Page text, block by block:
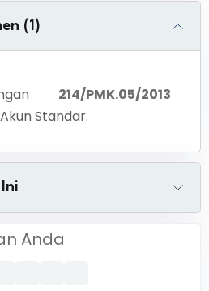
(1)
214/PMK.05/2013
Standar.
Anda